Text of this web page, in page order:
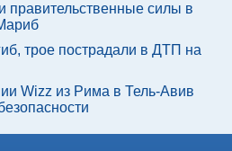
правительственные силы в
трое пострадали в ДТП на
Wizz из Рима в Тель-Авив